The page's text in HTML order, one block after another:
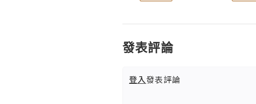
發表評論
登入發表評論